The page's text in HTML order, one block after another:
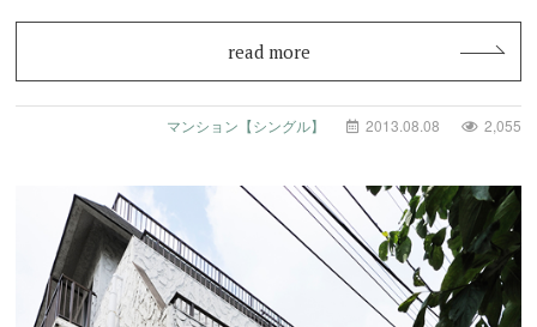
read more
マンション【シングル】 2013.08.08 2,055